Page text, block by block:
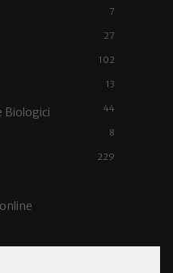
7
27
102
13
Biologici 44
8
229